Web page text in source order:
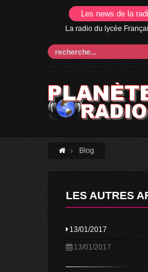
Les news de la
La radio du lycée
Blog
LES AUTRES
13/01/2017
13/01/2017